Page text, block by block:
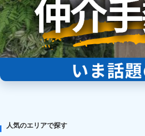
人気のエリアで探す